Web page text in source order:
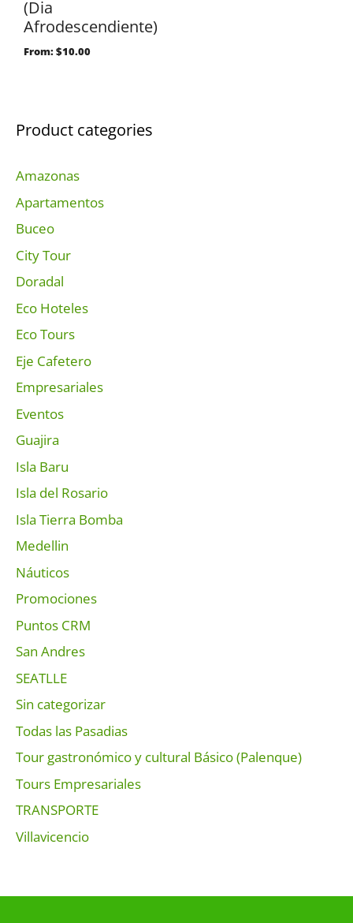
(Dia
Afrodescendiente)
From:$10.00
Product categories
Amazonas
Apartamentos
Buceo
City Tour
Doradal
Eco Hoteles
Eco Tours
Eje Cafetero
Empresariales
Eventos
Guajira
Isla Baru
Isla del Rosario
Isla Tierra Bomba
Medellin
Náuticos
Promociones
Puntos CRM
San Andres
SEATLLE
Sin categorizar
Todas las Pasadias
Tour gastronómico y cultural Básico (Palenque)
Tours Empresariales
TRANSPORTE
Villavicencio